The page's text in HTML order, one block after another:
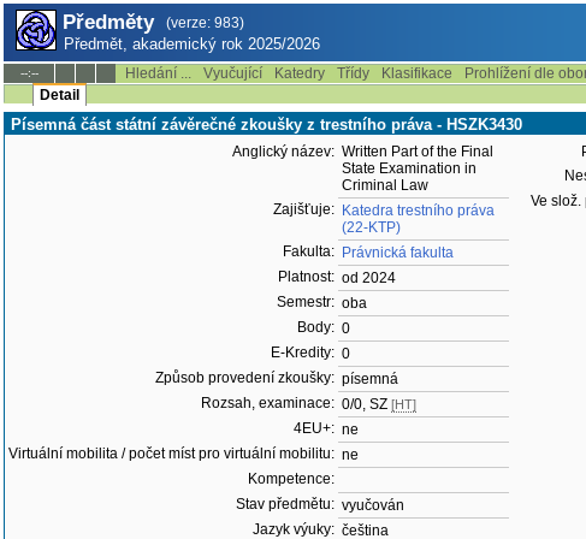
Předměty (verze: 983)
Předmět, akademický rok 2025/2026
--:-- Hledání ... Vyučující Katedry Třídy Klasifikace Prohlížení dle
Detail
Písemná část státní závěrečné zkoušky z trestního práva - HSZK3430
Anglický název: Written Part of the Final
State Examination in
Criminal Law
Zajišťuje: Katedra trestního práva
(22-KTP)
Fakulta: Právnická fakulta
Platnost: od 2024
Semestr: oba
Body: 0
E-Kredity: 0
Způsob provedení zkoušky: písemná
Rozsah, examinace: 0/0, SZ [HT]
4EU+: ne
Virtuální mobilita / počet míst pro virtuální mobilitu: ne
Kompetence:
Stav předmětu: vyučován
Jazyk výuky: čeština
Ve slož.